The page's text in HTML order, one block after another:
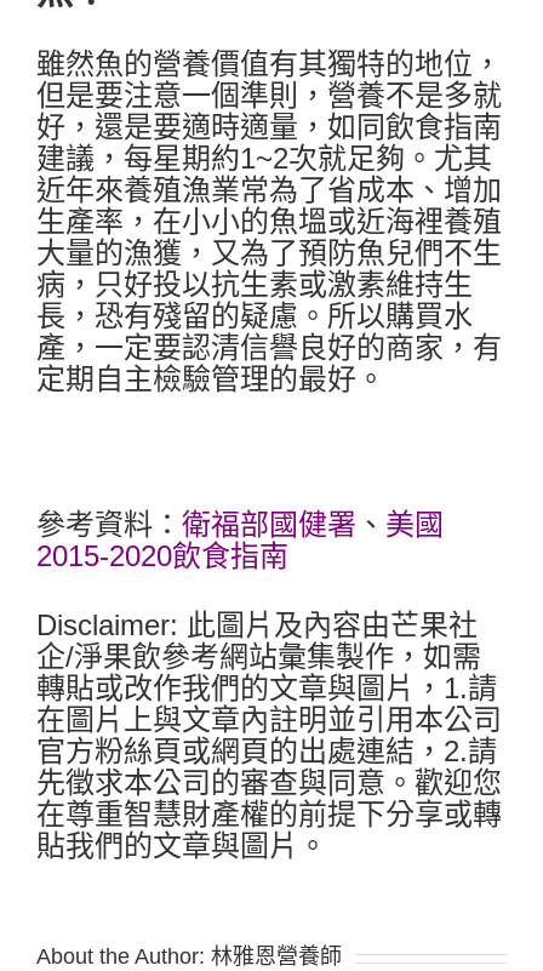
雖然魚的營養價值有其獨特的地位，
但是要注意一個準則，營養不是多就
好，還是要適時適量，如同飲食指南
建議，每星期約1~2次就足夠。尤其
近年來養殖漁業常為了省成本、增加
生產率，在小小的魚塭或近海裡養殖
大量的漁獲，又為了預防魚兒們不生
病，只好投以抗生素或激素維持生
長，恐有殘留的疑慮。所以購買水
產，一定要認清信譽良好的商家，有
定期自主檢驗管理的最好。
參考資料： 衛福部國健署 、 美國
2015-2020飲食指南
Disclaimer: 此圖片及內容由芒果社
企/淨果飲參考網站彙集製作，如需
轉貼或改作我們的文章與圖片，1.請
在圖片上與文章內註明並引用本公司
官方粉絲頁或網頁的出處連結，2.請
先徵求本公司的審查與同意。歡迎您
在尊重智慧財產權的前提下分享或轉
貼我們的文章與圖片。
About the Author: 林雅恩營養師